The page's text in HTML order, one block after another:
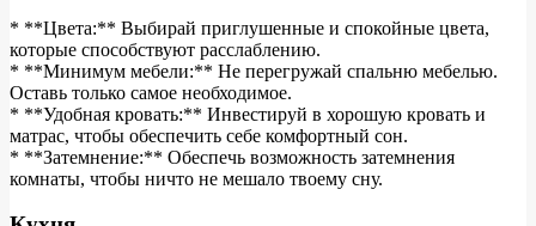
* **Цвета:** Выбирай приглушенные и спокойные цвета,
которые способствуют расслаблению.
* **Минимум мебели:** Не перегружай спальню мебелью.
Оставь только самое необходимое.
* **Удобная кровать:** Инвестируй в хорошую кровать и
матрас, чтобы обеспечить себе комфортный сон.
* **Затемнение:** Обеспечь возможность затемнения
комнаты, чтобы ничто не мешало твоему сну.